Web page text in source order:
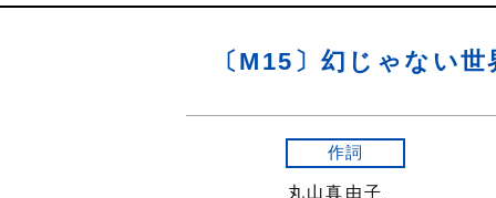
〔M15〕幻じゃない世
作詞
丸山真由子